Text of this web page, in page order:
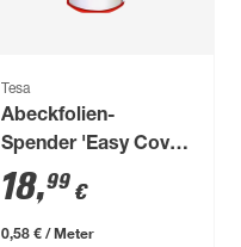
Tesa
Abeckfolien-
Spender 'Easy Cover
Perfect+' 1,4 x 33 m
18,99 €
0,58 € / Meter